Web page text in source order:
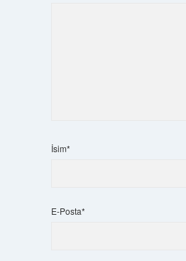
İsim*
E-Posta*